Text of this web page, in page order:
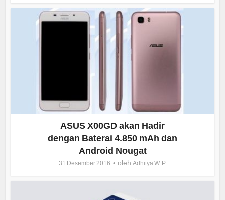
ASUS X00GD akan Hadir
dengan Baterai 4.850 mAh dan
Android Nougat
31 Desember 2016 oleh Adhitya W. P.